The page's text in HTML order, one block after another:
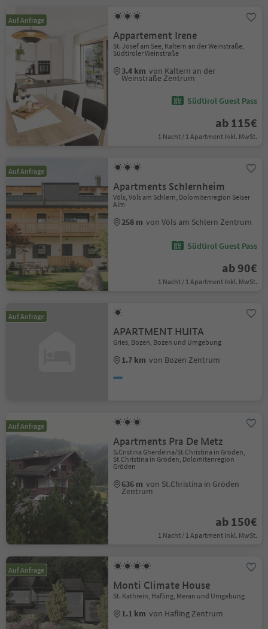
Auf Anfrage
Appartement Irene
St. Josef am See, Kaltern an der Weinstraße,
Südtiroler Weinstraße
3.4 km von Kaltern an der
Weinstraße Zentrum
Südtirol Guest Pass
ab 115€
1 Nacht / 1 Apartment Inkl. MwSt.
Auf Anfrage
Apartments Schlernheim
Völs, Völs am Schlern, Dolomitenregion Seiser
Alm
258 m von Völs am Schlern Zentrum
Südtirol Guest Pass
ab 90€
1 Nacht / 1 Apartment Inkl. MwSt.
Auf Anfrage
APARTMENT HUITA
Gries, Bozen, Bozen und Umgebung
1.7 km von Bozen Zentrum
Auf Anfrage
Apartments Pra De Metz
S.Cristina Gherdëina/St.Christina in Gröden,
St.Christina in Gröden, Dolomitenregion
Gröden
636 m von St.Christina in Gröden
Zentrum
ab 150€
1 Nacht / 1 Apartment Inkl. MwSt.
Auf Anfrage
Monti Climate House
St. Kathrein, Hafling, Meran und Umgebung
1.1 km von Hafling Zentrum